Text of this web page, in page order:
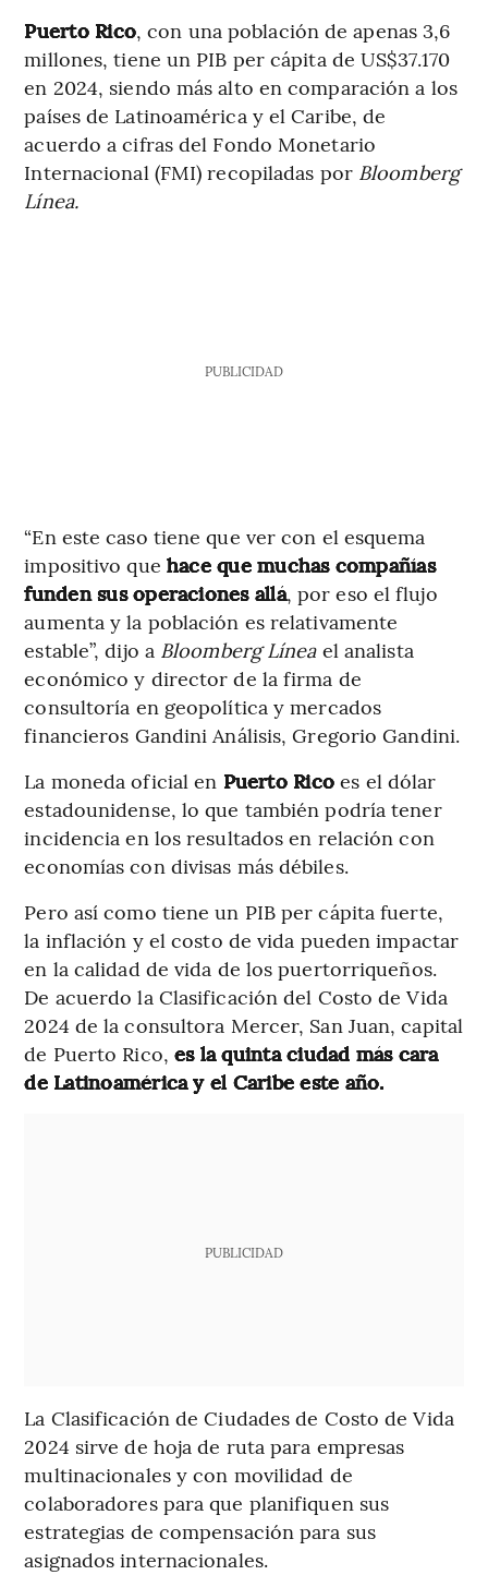
Puerto Rico, con una población de apenas 3,6
millones, tiene un PIB per cápita de US$37.170
en 2024, siendo más alto en comparación a los
países de Latinoamérica y el Caribe, de
acuerdo a cifras del Fondo Monetario
Internacional (FMI) recopiladas por Bloomberg
Línea.
PUBLICIDAD
“En este caso tiene que ver con el esquema
impositivo que hace que muchas compañías
funden sus operaciones allá, por eso el flujo
aumenta y la población es relativamente
estable”, dijo a Bloomberg Líneael analista
económico y director de la firma de
consultoría en geopolítica y mercados
financieros Gandini Análisis, Gregorio Gandini.
La moneda oficial en Puerto Ricoes el dólar
estadounidense, lo que también podría tener
incidencia en los resultados en relación con
economías con divisas más débiles.
Pero así como tiene un PIB per cápita fuerte,
la inflación y el costo de vida pueden impactar
en la calidad de vida de los puertorriqueños.
De acuerdo la Clasificación del Costo de Vida
2024 de la consultora Mercer, San Juan, capital
de Puerto Rico, es la quinta ciudad más cara
de Latinoamérica y el Caribe este año.
PUBLICIDAD
La Clasificación de Ciudades de Costo de Vida
2024 sirve de hoja de ruta para empresas
multinacionales y con movilidad de
colaboradores para que planifiquen sus
estrategias de compensación para sus
asignados internacionales.